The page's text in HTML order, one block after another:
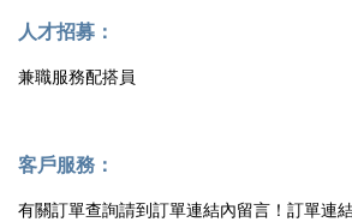
人才招募：
兼職服務配搭員
客戶服務：
有關訂單查詢請到訂單連結內留言！訂單連